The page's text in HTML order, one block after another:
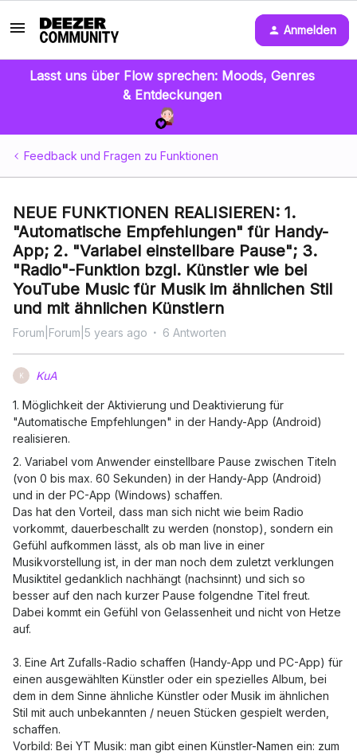
Anmelden
Lasst uns über Flow sprechen: Moods, Genres
& Entdeckungen
Feedback und Fragen zu Funktionen
NEUE FUNKTIONEN REALISIEREN: 1.
"Automatische Empfehlungen" für Handy-
App; 2. "Variabel einstellbare Pause"; 3.
"Radio"-Funktion bzgl. Künstler wie bei
YouTube Music für Musik im ähnlichen Stil
und mit ähnlichen Künstlern
Forum|Forum|5 years ago 6 Antworten
K KuA
1. Möglichkeit der Aktivierung und Deaktivierung für
"Automatische Empfehlungen" in der Handy-App (Android)
realisieren.
2. Variabel vom Anwender einstellbare Pause zwischen Titeln
(von 0 bis max. 60 Sekunden) in der Handy-App (Android)
und in der PC-App (Windows) schaffen.
Das hat den Vorteil, dass man sich nicht wie beim Radio
vorkommt, dauerbeschallt zu werden (nonstop), sondern ein
Gefühl aufkommen lässt, als ob man live in einer
Musikvorstellung ist, in der man noch dem zuletzt verklungen
Musiktitel gedanklich nachhängt (nachsinnt) und sich so
besser auf den nach kurzer Pause folgendne Titel freut.
Dabei kommt ein Gefühl von Gelassenheit und nicht von Hetze
auf.
3. Eine Art Zufalls-Radio schaffen (Handy-App und PC-App) für
einen ausgewählten Künstler oder ein spezielles Album, bei
dem in dem Sinne ähnliche Künstler oder Musik im ähnlichen
Stil mit auch unbekannten / neuen Stücken gespielt werden,
schaffen.
Vorbild: Bei YT Musik: man gibt einen Künstler-Namen ein: zum